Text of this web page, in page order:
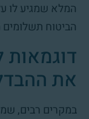
המלא שמגיע לו
הביטוח תשלומים
את
במקרים רבים,